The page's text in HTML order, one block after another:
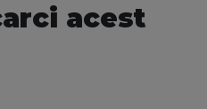
acest